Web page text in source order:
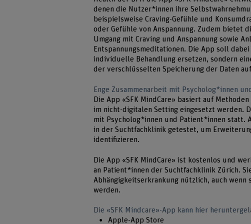
denen die Nutzer*innen ihre
beispielsweise Craving-Gefühle und
oder Gefühle von Anspannung. Zudem bietet
Umgang mit Craving und Anspannung sowie
Entspannungsmeditationen. Die App soll
individuelle Behandlung ersetzen, sondern
der verschlüsselten Speicherung der Daten
Enge Zusammenarbeit mit Psycholog*innen
Die App «SFK MindCare» basiert auf
im nicht-digitalen Setting eingesetzt werden.
mit Psycholog*innen und Patient*innen
in der Suchtfachklinik getestet, um
identifizieren.
Die App «SFK MindCare» ist kostenlos und
an Patient*innen der Suchtfachklinik Zürich.
Abhängigkeitserkrankung nützlich, auch
werden.
Die «SFK Mindcare»-App kann hier
Apple-App Store